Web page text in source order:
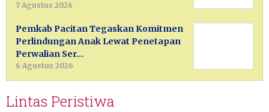
7 Agustus 2026
Pemkab Pacitan Tegaskan Komitmen
Perlindungan Anak Lewat Penetapan
Perwalian Ser…
6 Agustus 2026
Lintas Peristiwa